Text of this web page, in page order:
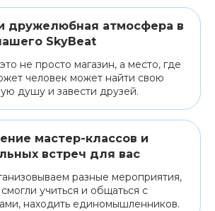
дружелюбная атмосфера в
SkyBeat
не просто магазин, а место, где
человек может найти свою
душу и завести друзей.
мастер-классов и
встреч для вас
разные мероприятия,
учиться и общаться с
находить единомышленников.